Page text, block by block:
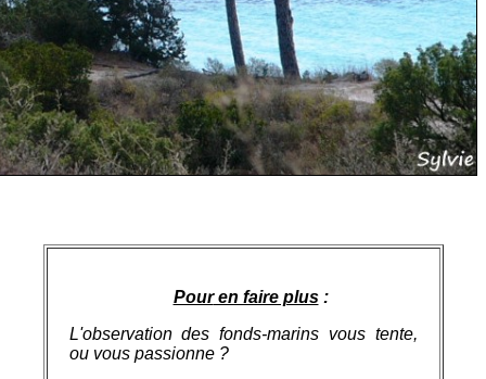
Pouren faire plus:
L'observation des fonds-marins vous tente,
ou vous passionne ?